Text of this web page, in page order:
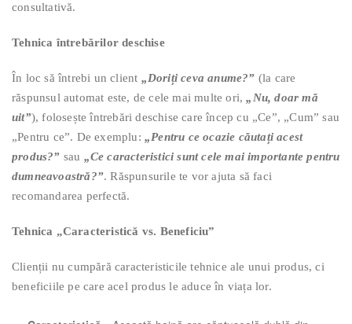
consultativă.
Tehnica întrebărilor deschise
În loc să întrebi un client „Doriți ceva anume?” (la care
răspunsul automat este, de cele mai multe ori,„Nu, doar mă
uit”), folosește întrebări deschise care încep cu „Ce”, „Cum” sau
„Pentru ce”. De exemplu: „Pentru ce ocazie căutați acest
produs?” sau „Ce caracteristici sunt cele mai importante pentru
dumneavoastră?”. Răspunsurile te vor ajuta să faci
recomandarea perfectă.
Tehnica „Caracteristică vs. Beneficiu”
Clienții nu cumpără caracteristicile tehnice ale unui produs, ci
beneficiile pe care acel produs le aduce în viața lor.